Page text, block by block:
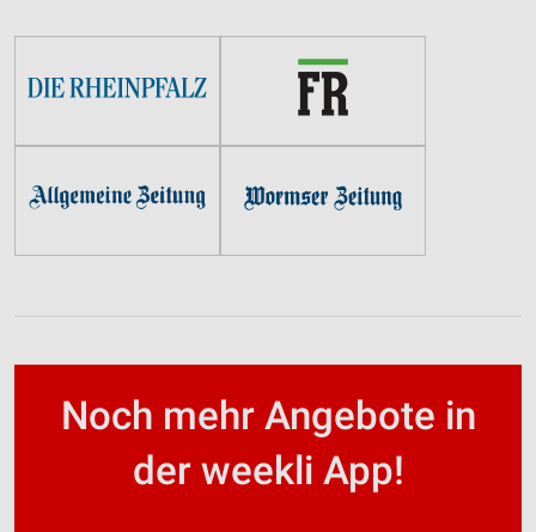
Noch mehr Angebote in
der weekli App!